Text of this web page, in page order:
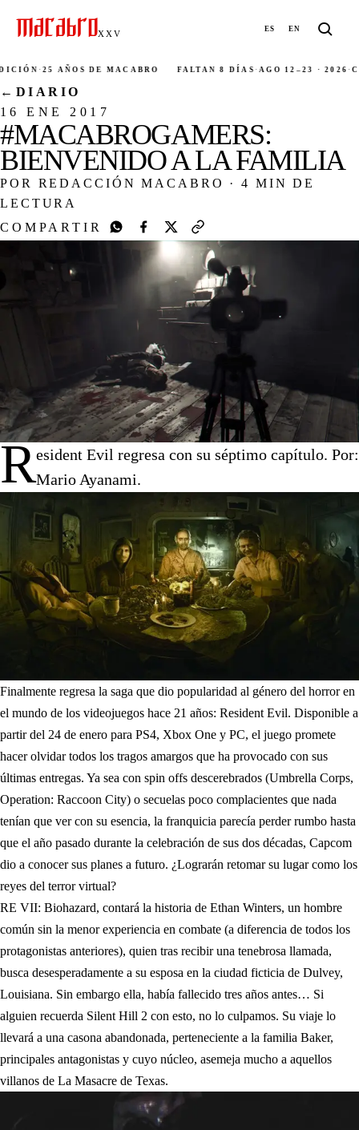
XXV ES EN
· 25 AÑOS DE MACABRO FALTAN 8 DÍAS·AGO 12–23 · 2026·
← DIARIO
16 ENE 2017
#MACABROGAMERS:
BIENVENIDO A LA FAMILIA
POR REDACCIÓN MACABRO ·
4 MIN DE
LECTURA
COMPARTIR
Resident Evil regresa con su séptimo capítulo. Por:
Mario Ayanami.
Finalmente regresa la saga que dio popularidad al género del horror en
el mundo de los videojuegos hace 21 años: Resident Evil. Disponible a
partir del 24 de enero para PS4, Xbox One y PC, el juego promete
hacer olvidar todos los tragos amargos que ha provocado con sus
últimas entregas. Ya sea con spin offs descerebrados (Umbrella Corps,
Operation: Raccoon City) o secuelas poco complacientes que nada
tenían que ver con su esencia, la franquicia parecía perder rumbo hasta
que el año pasado durante la celebración de sus dos décadas, Capcom
dio a conocer sus planes a futuro. ¿Lograrán retomar su lugar como los
reyes del terror virtual?
RE VII: Biohazard, contará la historia de Ethan Winters, un hombre
común sin la menor experiencia en combate (a diferencia de todos los
protagonistas anteriores), quien tras recibir una tenebrosa llamada,
busca desesperadamente a su esposa en la ciudad ficticia de Dulvey,
Louisiana. Sin embargo ella, había fallecido tres años antes… Si
alguien recuerda Silent Hill 2 con esto, no lo culpamos. Su viaje lo
llevará a una casona abandonada, perteneciente a la familia Baker,
principales antagonistas y cuyo núcleo, asemeja mucho a aquellos
villanos de La Masacre de Texas.